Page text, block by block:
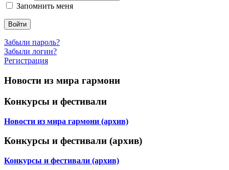
Запомнить меня
Войти
Забыли пароль?
Забыли логин?
Регистрация
Новости из мира гармони
Конкурсы и фестивали
Новости из мира гармони (архив)
Конкурсы и фестивали (архив)
Конкурсы и фестивали (архив)